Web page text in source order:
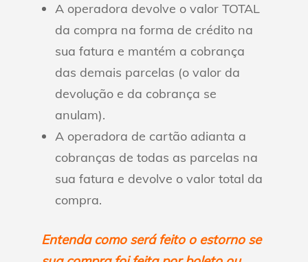
A operadora devolve o valor TOTAL
da compra na forma de crédito na
sua fatura e mantém a cobrança
das demais parcelas (o valor da
devolução e da cobrança se
anulam).
A operadora de cartão adianta a
cobranças de todas as parcelas na
sua fatura e devolve o valor total da
compra.
Entenda como será feito o estorno se